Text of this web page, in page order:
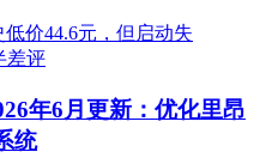
年6月更新：优化里昂
统